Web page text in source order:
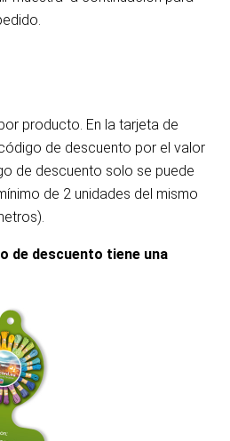
producto. En la tarjeta de
de descuento por el valor
de descuento solo se puede
de 2 unidades del mismo
de descuento tiene una